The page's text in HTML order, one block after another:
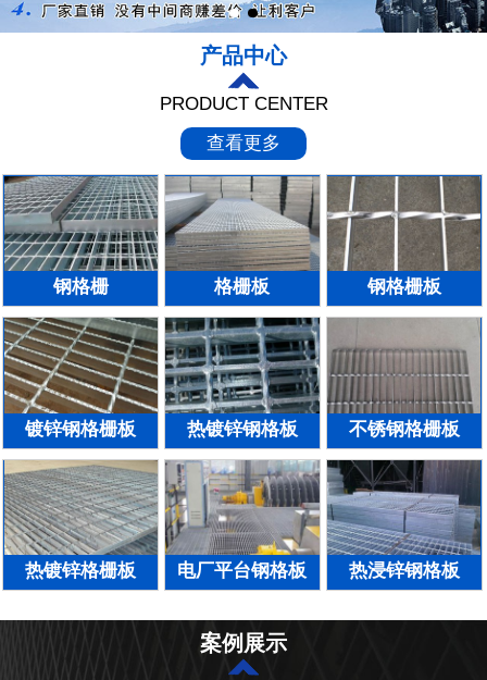
产品中心
PRODUCT CENTER
查看更多
钢格栅 格栅板 钢格栅板
镀锌钢格栅板 热镀锌钢格板 不锈钢格栅板
热镀锌格栅板 电厂平台钢格板 热浸锌钢格板
案例展示